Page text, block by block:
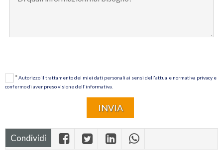
*Autorizzo il trattamento dei miei dati personali ai sensi dell'attuale normativa privacy e
confermo di aver preso visione dell'informativa.
Condividi